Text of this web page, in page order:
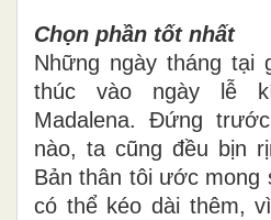
Chọn phần tốt nhất
Những ngày tháng tại
thúc vào ngày lễ
Madalena. Đứng
nào, ta cũng đều bịn
Bản thân tôi ước mong
có thể kéo dài thêm,